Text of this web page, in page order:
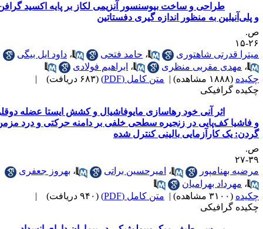
طراحی و ساخت بیوسنسور آنزیمی لکاز بر پایه اکسید گرافن
پلی‌آنیلین به منظور اندازه گیری دفستاتین
۱۵
قدرتی شاهتوری
،حامد فتحی ،داود ایل بیگی
،مهدی مقربی منظری ،ابراهیم فولادی
(۱۸۸۸ مشاهده) | متن کامل (PDF) (۶۸۳ دریافت)
|
گرافیکی
اثر آنی خود رهاسازی مایوفاشیال و کشش ایستا عضله دوقلو
فاشیا کف‌پایی در زنجیره سطحی خلفی بر دامنه حرکتی و درد مزمن
یک کارآزمایی بالینی کنترل شده
۲۷
بهنامپور
،امیرحسین براتی ،بهروز جعفری
،مهرداد بهرامیان
(۳۱۰۰ مشاهده) | متن کامل (PDF) (۹۴۰ دریافت)
|
گرافیکی